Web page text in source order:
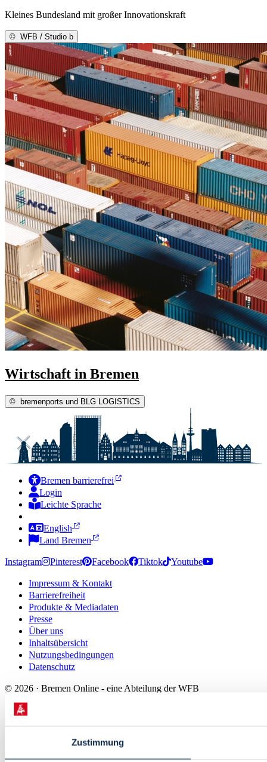
Zustimmung
Kleines Bundesland mit großer Innovationskraft
© WFB / Studio b
Wirtschaft in Bremen
© bremenports und BLG LOGISTICS
Bremen barrierefrei
Login
Leichte Sprache
English
Land Bremen
Instagram Pinterest Facebook Tiktok Youtube
Impressum & Kontakt
Barrierefreiheit
Produkte & Mediadaten
Presse
Über uns
Inhaltsübersicht
Nutzungsbedingungen
Datenschutz
© 2026 · Bremen Online - eine Abteilung der WFB
Wirtschaftsförderung Bremen GmbH